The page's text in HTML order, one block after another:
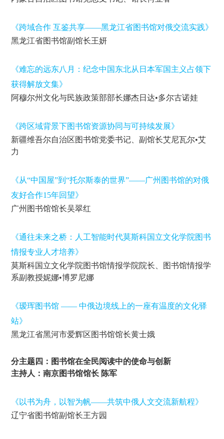
《跨域合作 互鉴共享——黑龙江省图书馆对俄交流实践》
黑龙江省图书馆副馆长王妍
《难忘的远东八月：纪念中国东北从日本军国主义占领下
获得解放文集》
阿穆尔州文化与民族政策部部长娜杰日达•多尔古诺娃
《跨区域背景下图书馆资源协同与可持续发展》
新疆维吾尔自治区图书馆党委书记、副馆长艾尼瓦尔•艾
力
《从“中国屋”到“托尔斯泰的世界”——广州图书馆的对俄
友好合作15年回望》
广州图书馆馆长吴翠红
《通往未来之桥：人工智能时代莫斯科国立文化学院图书
情报专业人才培养》
莫斯科国立文化学院图书馆情报学院院长、图书馆情报学
系副教授妮娜•博罗尼娜
《瑷珲图书馆 —— 中俄边境线上的一座有温度的文化驿
站》
黑龙江省黑河市爱辉区图书馆馆长黄士娥
分主题四：图书馆在全民阅读中的使命与创新
主持人：南京图书馆馆长 陈军
《以书为舟，以智为帆——共筑中俄人文交流新航程》
辽宁省图书馆副馆长王方园